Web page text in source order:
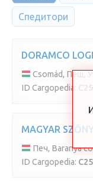
Спедитори
DORAMCO
Csomád, Пещ,
ID Cargopedia:
MAGYAR
Печ, Baranya
ID Cargopedia: